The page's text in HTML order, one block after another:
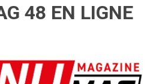
48 EN LIGNE